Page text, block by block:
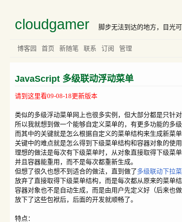
cloudgamer 脚步无法到达的地方，目光
博客园 首页 新随笔 联系 订阅 管理
JavaScript 多级联动浮动菜单
请到这里看09-08-18更新版本
类似的多级浮动菜单网上也很多实例，但大部分都是只针
所以我就想到做一个能够自定义菜单的，有更多功能的多级
而其中的关键就是怎么根据自定义的菜单结构来生成新菜单
关键中的难点就是怎么得到下级菜单结构和容器对象的使用
理想的做法是每次有下级菜单时，从对象直接取得下级菜
并且容器能重用，而不是每次都重新生成。
但想了很久也想不到适合的做法，直到做了多级联动下拉
放弃了直接取得下级菜单结构，而是每次都从原来的菜单
容器对象也不是自动生成，而是由用户先定义好（后来也做
放下了这些包袱后，后面的开发就顺畅了。
特点：